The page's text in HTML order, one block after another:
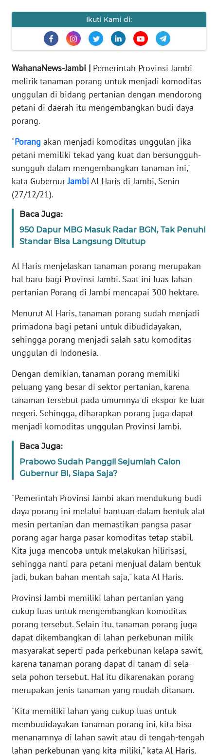
Ikuti Kami di:
WahanaNews-Jambi | Pemerintah Provinsi Jambi
melirik tanaman porang untuk menjadi komoditas
unggulan di bidang pertanian dengan mendorong
petani di daerah itu mengembangkan budi daya
porang.
"Porang akan menjadi komoditas unggulan jika
petani memiliki tekad yang kuat dan bersungguh-
sungguh dalam mengembangkan tanaman ini,"
kata GubernurJambiAl Haris di Jambi, Senin
(27/12/21).
Baca Juga:
950 Dapur MBG Masuk Radar BGN, Tak Penuhi
Standar Bisa Langsung Ditutup
Al Haris menjelaskan tanaman porang merupakan
hal baru bagi Provinsi Jambi. Saat ini luas lahan
pertanian Porang di Jambi mencapai 300 hektare.
Menurut Al Haris, tanaman porang sudah menjadi
primadona bagi petani untuk dibudidayakan,
sehingga porang menjadi salah satu komoditas
unggulan di Indonesia.
Dengan demikian, tanaman porang memiliki
peluang yang besar di sektor pertanian, karena
tanaman tersebut pada umumnya di ekspor ke luar
negeri. Sehingga, diharapkan porang juga dapat
menjadi komoditas unggulan Provinsi Jambi.
Baca Juga:
Prabowo Sudah Panggil Sejumlah Calon
Gubernur BI, Siapa Saja?
"Pemerintah Provinsi Jambi akan mendukung budi
daya porang ini melalui bantuan dalam bentuk alat
mesin pertanian dan memastikan pangsa pasar
porang agar harga pasar komoditas tetap stabil.
Kita juga mencoba untuk melakukan hilirisasi,
sehingga nanti para petani menjual dalam bentuk
jadi, bukan bahan mentah saja," kata Al Haris.
Provinsi Jambi memiliki lahan pertanian yang
cukup luas untuk mengembangkan komoditas
porang tersebut. Selain itu, tanaman porang juga
dapat dikembangkan di lahan perkebunan milik
masyarakat seperti pada perkebunan kelapa sawit,
karena tanaman porang dapat di tanam di sela-
sela pohon tersebut. Hal itu dikarenakan porang
merupakan jenis tanaman yang mudah ditanam.
"Kita memiliki lahan yang cukup luas untuk
membudidayakan tanaman porang ini, kita bisa
menanamnya di lahan sawit atau di tengah-tengah
lahan perkebunan yang kita miliki," kata Al Haris.
IKLAN
TENTANG
MEDIA
SIBER
DISCLAIMER
Wahana
News
WN
SUMUT
WN
JAKARTA
WN
WN
BANTEN
WN
WN
KEPRI
WN
PAPUA
WN
PAPUA
BARAT
WN
WN
SERAMBI
WN
JAMBI
WN
WN
NTB